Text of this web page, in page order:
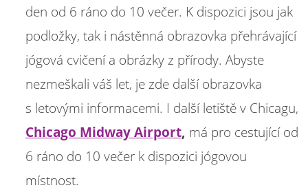
den od 6 ráno do 10 večer. K dispozici jsou jak
podložky, tak i nástěnná obrazovka přehrávající
jógová cvičení a obrázky z přírody. Abyste
nezmeškali váš let, je zde další obrazovka
s letovými informacemi. I další letiště v Chicagu,
Chicago Midway Airport, má pro cestující od
6 ráno do 10 večer k dispozici jógovou
místnost.